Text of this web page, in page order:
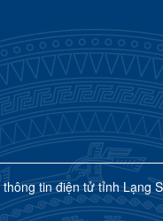
tin điện tử tỉnh Lạng